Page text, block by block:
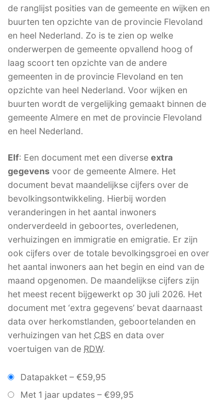
de ranglijst posities van de gemeente en wijken en
buurten ten opzichte van de provincie Flevoland
en heel Nederland. Zo is te zien op welke
onderwerpen de gemeente opvallend hoog of
laag scoort ten opzichte van de andere
gemeenten in de provincie Flevoland en ten
opzichte van heel Nederland. Voor wijken en
buurten wordt de vergelijking gemaakt binnen de
gemeente Almere en met de provincie Flevoland
en heel Nederland.
Elf: Een document met een diverse extra
gegevens voor de gemeente Almere. Het
document bevat maandelijkse cijfers over de
bevolkingsontwikkeling. Hierbij worden
veranderingen in het aantal inwoners
onderverdeeld in geboortes, overledenen,
verhuizingen en immigratie en emigratie. Er zijn
ook cijfers over de totale bevolkingsgroei en over
het aantal inwoners aan het begin en eind van de
maand opgenomen. De maandelijkse cijfers zijn
het meest recent bijgewerkt op 30 juli 2026. Het
document met ‘extra gegevens’ bevat daarnaast
data over herkomstlanden, geboortelanden en
verhuizingen van het CBS en data over
voertuigen van de RDW.
Datapakket – €59,95
Met 1 jaar updates – €99,95